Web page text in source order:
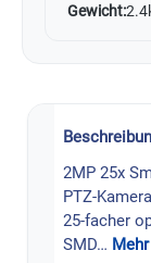
Gewicht:
2MP 25x
PTZ-
25-facher
SMD… Mehr